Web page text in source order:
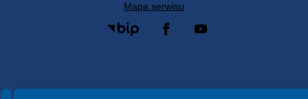
Mapa serwisu
Spełniamy standardy WCAG 2.2
Spełniamy standardy W3C